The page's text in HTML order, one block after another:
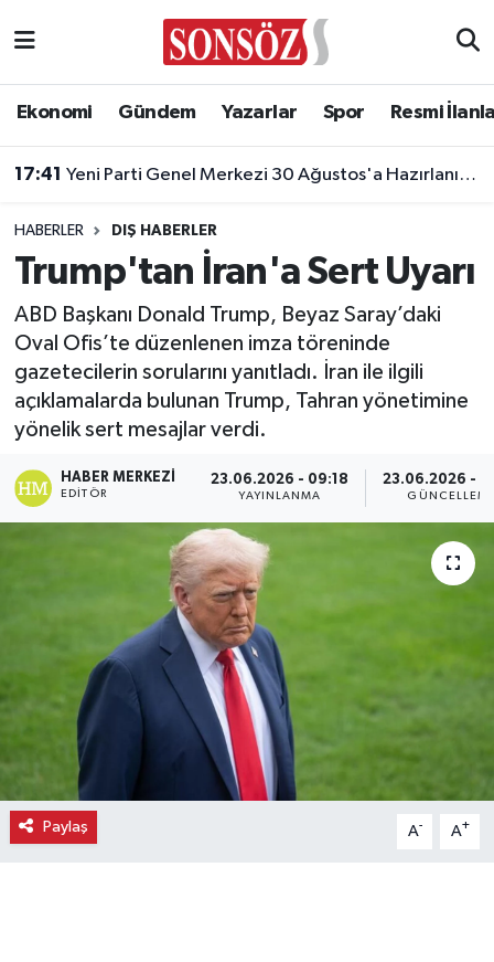
Ekonomi Gündem Yazarlar Spor Resmi
17:41 Yeni Parti Genel Merkezi 30 Ağustos'a Hazırlanıyor!
HABERLER DIŞ HABERLER
Trump'tan İran'a Sert Uyarı
ABD Başkanı Donald Trump, Beyaz Saray’daki
Oval Ofis’te düzenlenen imza töreninde
gazetecilerin sorularını yanıtladı. İran ile ilgili
açıklamalarda bulunan Trump, Tahran yönetimine
yönelik sert mesajlar verdi.
HABER MERKEZI
EDITÖR
23.06.2026 - 09:18
YAYINLANMA
23.06.2026 -
Paylaş A- A+
Asayiş
Biyografi
Çevre
Diğer
Dünya
Eğitim
Emlak
Gündem
Gurme
Haber
Ankara Nöbetçi Eczaneler
Ankara Trafik Yoğunluk Haritası
Süper Lig Puan Durumu ve Fikstür
Tüm Manşetler
Son Dakika Haberleri
Haber Arşivi